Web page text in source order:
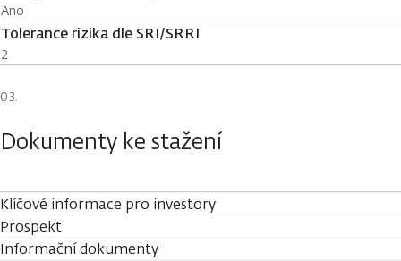
Ano
Tolerance rizika dle SRI/SRRI
2
Dokumenty ke stažení
Klíčové informace pro investory
Prospekt
Informační dokumenty